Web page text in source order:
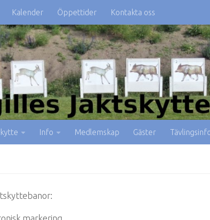
Kalender Öppettider Kontakta oss
Info Medlemskap Gäster
markering.